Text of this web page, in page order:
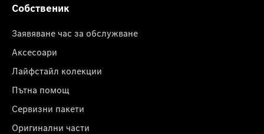
Собственик
Заявяване час за обслужване
Аксесоари
Лайфстайл колекции
Пътна помощ
Сервизни пакети
Оригинални части